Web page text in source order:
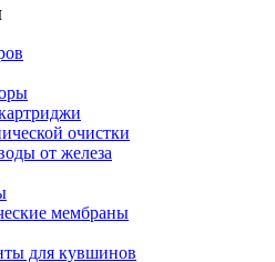
очистки
от железа
мембраны
для кувшинов